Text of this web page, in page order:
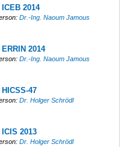
2014
Dr.-Ing. Naoum Jamous
2014
Dr.-Ing. Naoum Jamous
47
Dr. Holger Schrödl
2013
Dr. Holger Schrödl